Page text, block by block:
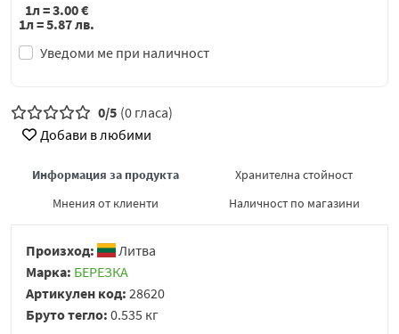
Уведоми ме при наличност
1л =3.00€
1л =5.87лв.
0/5 (0 гласа)
Добави в любими
Информация за продукта
Хранителна стойност
Мнения от клиенти
Наличност по магазини
Произход:
Литва
Марка: БЕРЕЗКА
Артикулен код: 28620
Бруто тегло: 0.535 кг